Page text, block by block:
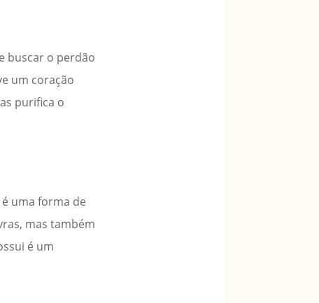
buscar o perdão
um coração
purifica o
uma forma de
mas também
é um